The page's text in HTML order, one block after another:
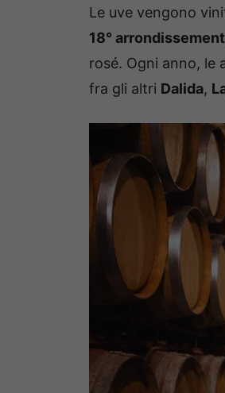
Le uve vengono
18° arrondissement
rosé. Ogni anno, le
fra gli altri Dalida,